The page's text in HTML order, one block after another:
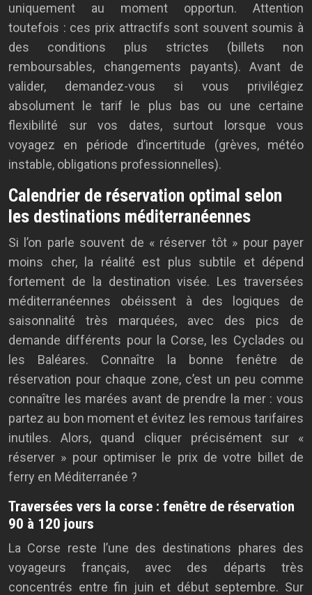
uniquement au moment opportun. Attention
toutefois : ces prix attractifs sont souvent soumis à
des conditions plus strictes (billets non
remboursables, changements payants). Avant de
valider, demandez-vous si vous privilégiez
absolument le tarif le plus bas ou une certaine
flexibilité sur vos dates, surtout lorsque vous
voyagez en période d’incertitude (grèves, météo
instable, obligations professionnelles).
Calendrier de réservation optimal selon
les destinations méditerranéennes
Si l’on parle souvent de « réserver tôt » pour payer
moins cher, la réalité est plus subtile et dépend
fortement de la destination visée. Les traversées
méditerranéennes obéissent à des logiques de
saisonnalité très marquées, avec des pics de
demande différents pour la Corse, les Cyclades ou
les Baléares. Connaître la bonne fenêtre de
réservation pour chaque zone, c’est un peu comme
connaître les marées avant de prendre la mer : vous
partez au bon moment et évitez les remous tarifaires
inutiles. Alors, quand cliquer précisément sur «
réserver » pour optimiser le prix de votre billet de
ferry en Méditerranée ?
Traversées vers la corse : fenêtre de réservation
90 à 120 jours
La Corse reste l’une des destinations phares des
voyageurs français, avec des départs très
concentrés entre fin juin et début septembre. Sur